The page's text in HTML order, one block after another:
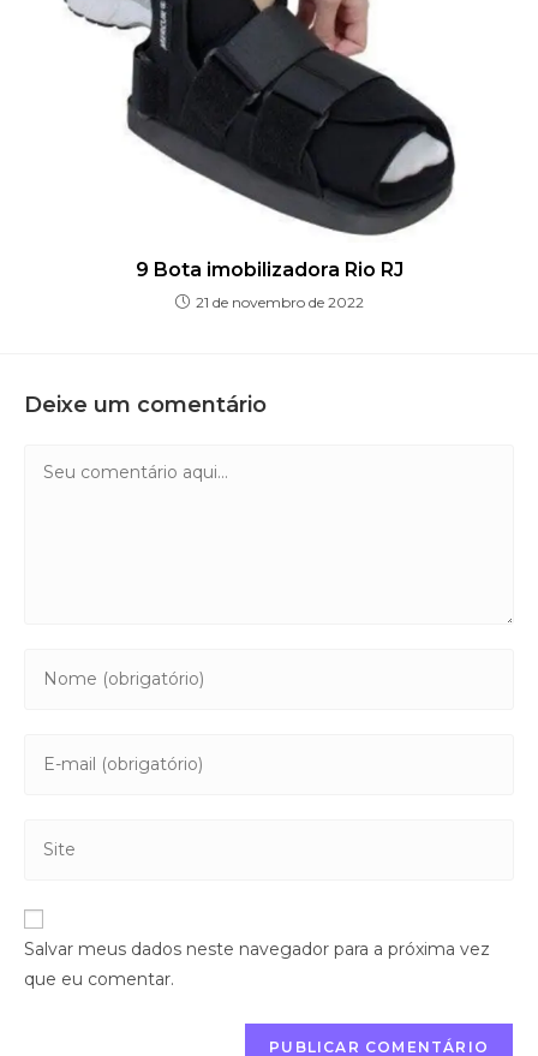
9 Bota imobilizadora Rio RJ
21 de novembro de 2022
Deixe um comentário
Salvar meus dados neste navegador para a próxima vez
que eu comentar.